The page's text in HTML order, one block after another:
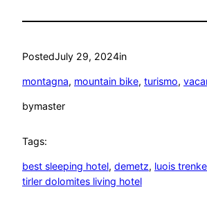
PostedJuly 29, 2024in
montagna, mountain bike, turismo,
bymaster
Tags:
best sleeping hotel, demetz, luois
tirler dolomites living hotel